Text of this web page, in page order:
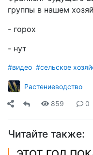
группы в нашем
- горох
- нут
#видео #сельское
Растениеводство
859 0
Читайте также: